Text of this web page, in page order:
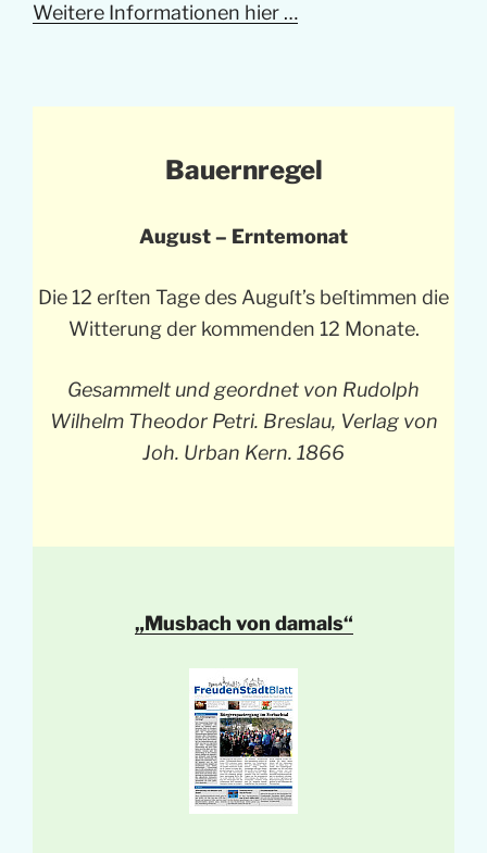
Weitere Informationen hier …
Bauernregel
August – Erntemonat
Die 12 erſten Tage des Auguſt’s beſtimmen die
Witterung der kommenden 12 Monate.
Gesammelt und geordnet von Rudolph
Wilhelm Theodor Petri. Breslau, Verlag von
Joh. Urban Kern. 1866
„Musbach von damals“